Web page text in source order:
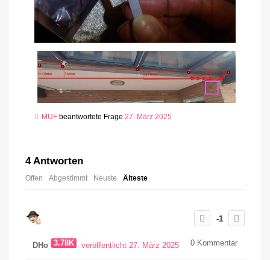
MUF beantwortete Frage 27. März 2025
4Antworten
Offen Abgestimmt Neuste Älteste
-1
DHo 3.78K veröffentlicht 27. März 2025 0 Kommentar